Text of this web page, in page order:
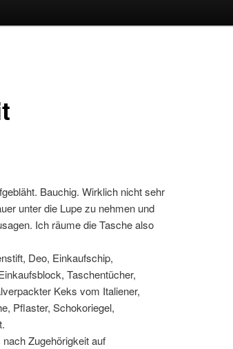
Bauchig. Wirklich nicht sehr
unter die Lupe zu nehmen und
Ich räume die Tasche also
Deo, Einkaufschip,
Taschentücher,
Keks vom Italiener,
Pflaster, Schokoriegel,
Zugehörigkeit auf